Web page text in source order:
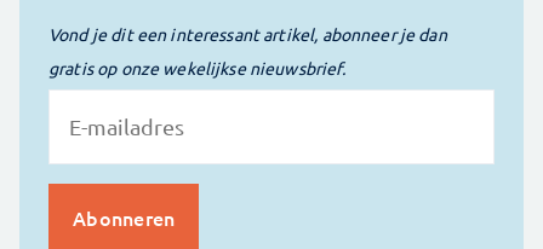
Vond je dit een interessant artikel, abonneer je dan
gratis op onze wekelijkse nieuwsbrief.